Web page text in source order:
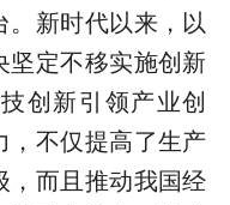
。新时代以来，以
坚定不移实施创新
创新引领产业创
，不仅提高了生产
，而且推动我国经